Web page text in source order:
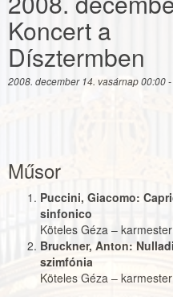
Koncert a
Dísztermben
2008. december 14. vasárnap00:00-
Műsor
Puccini, Giacomo:
sinfonico
Köteles Géza – karmester
Bruckner, Anton:
szimfónia
Köteles Géza – karmester